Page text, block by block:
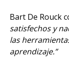
Bart De Rouck
satisfechos y
las
aprendizaje.”